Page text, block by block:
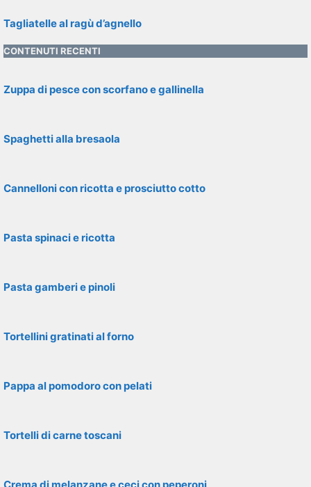
Tagliatelle al ragù d’agnello
CONTENUTI RECENTI
Zuppa di pesce con scorfano e gallinella
Spaghetti alla bresaola
Cannelloni con ricotta e prosciutto cotto
Pasta spinaci e ricotta
Pasta gamberi e pinoli
Tortellini gratinati al forno
Pappa al pomodoro con pelati
Tortelli di carne toscani